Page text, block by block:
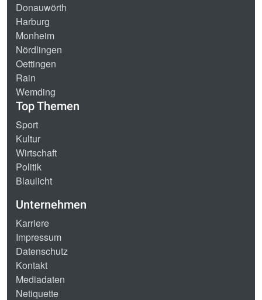
Donauwörth
Harburg
Monheim
Nördlingen
Oettingen
Rain
Wemding
Top Themen
Sport
Kultur
Wirtschaft
Politik
Blaulicht
Unternehmen
Karriere
Impressum
Datenschutz
Kontakt
Mediadaten
Netiquette